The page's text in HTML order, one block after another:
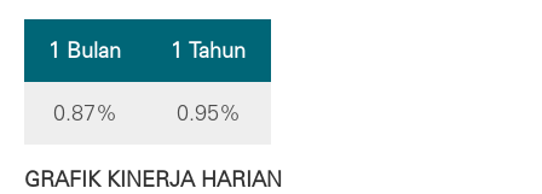
1 Bulan 1 Tahun
0.87% 0.95%
GRAFIK KINERJA HARIAN